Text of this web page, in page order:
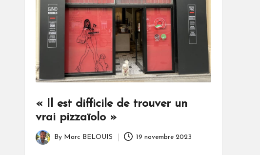
« Il est difficile de trouver un
vrai pizzaïolo »
Posted
By Marc BELOUIS 19 novembre 2023